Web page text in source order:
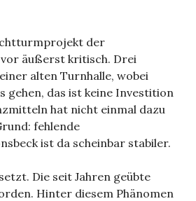
der
äußerst kritisch. Drei
alten Turnhalle, wobei
gehen, das ist keine Investition
hat nicht einmal dazu
fehlende
ist da scheinbar stabiler.
Die seit Jahren geübte
Hinter diesem Phänomen